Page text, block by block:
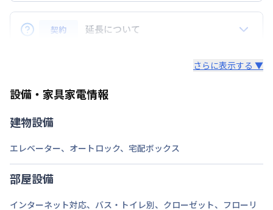
駐車場
なし
Q.リピーターの場合、割引はありますか？
A.はい、ございます。リピーターのお客様にはリピー
ター特典といたしまして、毎月の賃料から3,000円割
契約 延長について
法人契約の場合、通常延長は7日前までにご連絡いた
だければ、1日単位でのご延長が可能でざいます。
（ご延長が14日未満の場合は、そこで契約終了とさ
せていただきます。）
途中の解約も7日前までにご連絡いただければ、多く
いただいている料金は日割りでご返金いたします。
さらに表示する ▼
設備・家具家電情報
建物設備
エレベーター、 オートロック、 宅配ボックス
部屋設備
インターネット対応、 バス・トイレ別、 クローゼット、 フローリ